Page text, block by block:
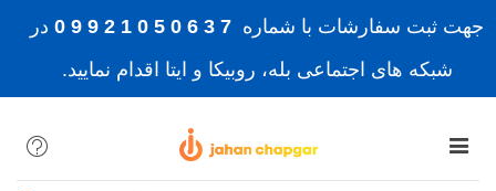
جهت ثبت سفارشات با شماره 7 3 6 0 5 0 1 2 9 9 0
در
شبکه های اجتماعی بله، روبیکا و ایتا اقدام نمایید.